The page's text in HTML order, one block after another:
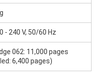
- 240 V, 50/60 Hz
062: 11,000 pages
6,400 pages)